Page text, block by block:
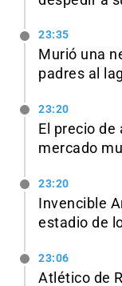
23:35
Murió una
padres al
23:20
El precio de
mercado
23:20
Invencible
estadio de
23:06
Atlético de